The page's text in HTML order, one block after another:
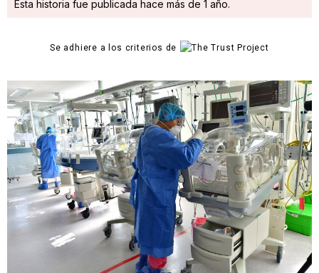
Esta historia fue publicada hace más de 1 año.
Se adhiere a los criterios de